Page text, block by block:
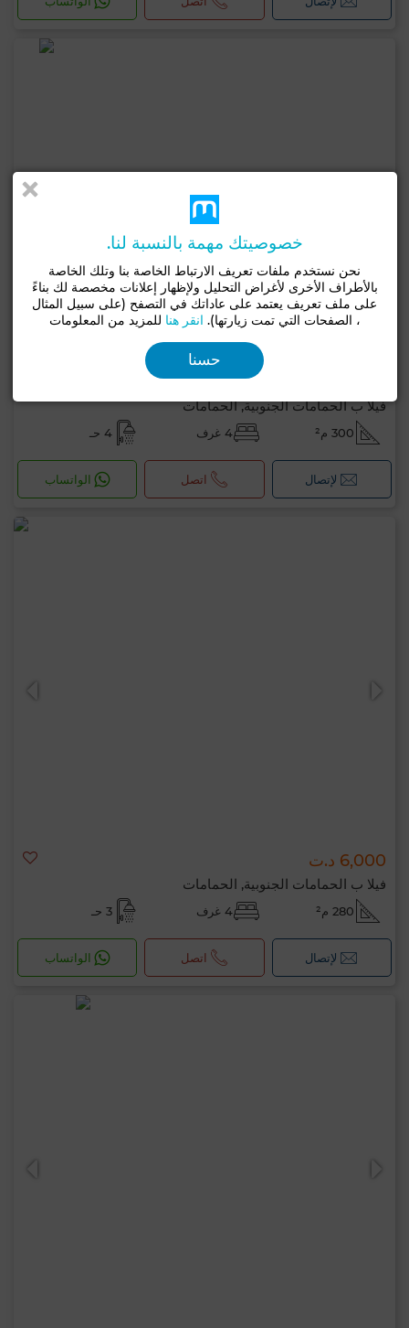
فيلا ب الحمامات الجنوبية, الحمامات
300 م² 4 غرف 4 حـ
لإتصال اتصل الواتساب
6,000 د.ت
فيلا ب الحمامات الجنوبية, الحمامات
280 م² 4 غرف 3 حـ
لإتصال اتصل الواتساب
خصوصيتك مهمة بالنسبة لنا.
نحن نستخدم ملفات تعريف الارتباط الخاصة بنا وتلك الخاصة
بالأطراف الأخرى لأغراض التحليل ولإظهار إعلانات مخصصة لك بناءً
على ملف تعريف يعتمد على عاداتك في التصفح (على سبيل المثال
، الصفحات التي تمت زيارتها). انقر هنا للمزيد من المعلومات
حسنا